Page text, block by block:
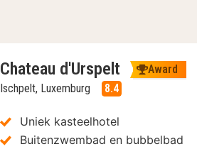
Chateau d'Urspelt
Award
Ischpelt, Luxemburg
8.4
Uniek kasteelhotel
Buitenzwembad en bubbelbad